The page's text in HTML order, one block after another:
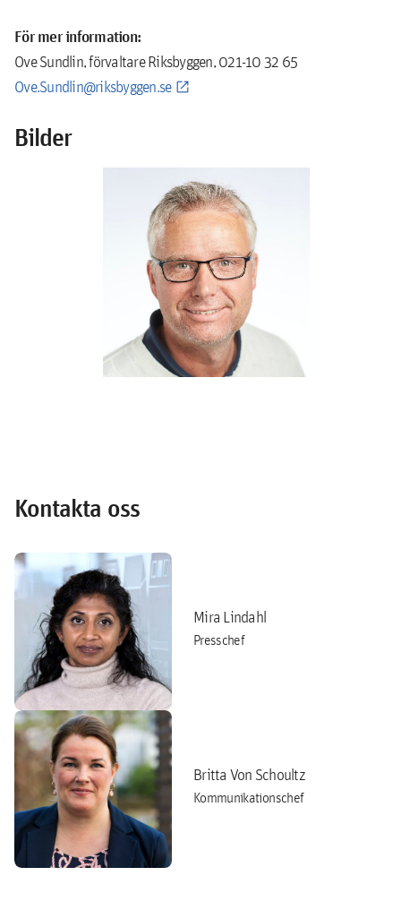
För mer information:
Ove Sundlin, förvaltare Riksbyggen, 021-10 32 65
Ove.Sundlin@riksbyggen.se
Bilder
Kontakta oss
Mira Lindahl
Presschef
Britta Von Schoultz
Kommunikationschef